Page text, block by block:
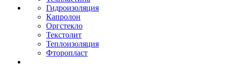
Гидроизоляция
Капролон
Оргстекло
Текстолит
Теплоизоляция
Фторопласт